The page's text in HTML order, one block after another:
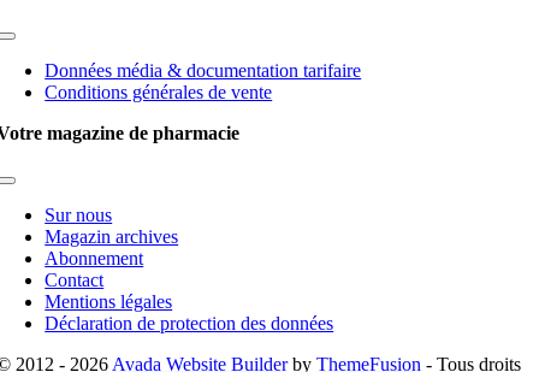
Toggle
NavigationDonnées média & documentation tarifaire
Conditions générales de vente
magazine de pharmacie
Toggle
NavigationSur nous
Magazin archives
Abonnement
Contact
Mentions légales
Déclaration de protection des données
2012 - 2026 Avada Website BuilderbyThemeFusion - Tous droits